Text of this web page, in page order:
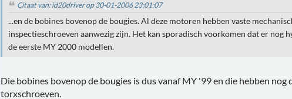
Citaat van: id20driver op 30-01-2006 23:01:07
...en de bobines bovenop de bougies. Al deze motoren hebben vaste
inspectieschroeven aanwezig zijn. Het kan sporadisch voorkomen dat er nog
de eerste MY 2000 modellen.
Die bobines bovenop de bougies is dus vanaf MY '99 en die hebben
torxschroeven.